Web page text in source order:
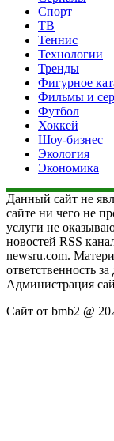
Спорт
ТВ
Теннис
Технологии
Тренды
Фигурное
Фильмы и
Футбол
Хоккей
Шоу-бизнес
Экология
Экономика
Данный сайт не
сайте ни чего не
услуги не
новостей RSS
newsru.com.
ответственность
Администрация
Сайт от bmb2 @